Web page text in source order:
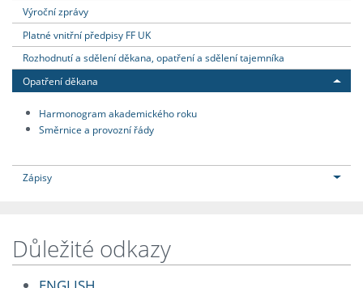
Výroční zprávy
Platné vnitřní předpisy FF UK
Rozhodnutí a sdělení děkana, opatření a sdělení tajemníka
Opatření děkana
Harmonogram akademického roku
Směrnice a provozní řády
Zápisy
Důležité odkazy